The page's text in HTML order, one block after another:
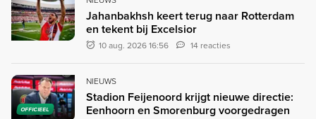
Jahanbakhsh keert terug naar Rotterdam
en tekent bij Excelsior
10 aug. 2026 16:56 14 reacties
OFFICIEEL
NIEUWS
Stadion Feijenoord krijgt nieuwe directie:
Eenhoorn en Smorenburg voorgedragen